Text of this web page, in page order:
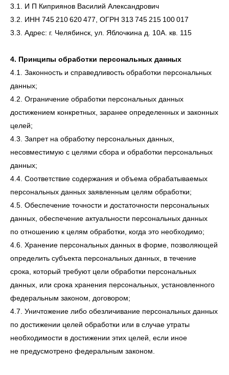
3.1. И П Киприянов Василий Александрович
3.2. ИНН 745 210 620 477, ОГРН 313 745 215 100 017
3.3. Адрес: г. Челябинск, ул. Яблочкина д. 10А. кв. 115
4. Принципы обработки персональных данных
4.1. Законность и справедливость обработки персональных
данных;
4.2. Ограничение обработки персональных данных
достижением конкретных, заранее определенных и законных
целей;
4.3. Запрет на обработку персональных данных,
несовместимую с целями сбора и обработки персональных
данных;
4.4. Соответствие содержания и объема обрабатываемых
персональных данных заявленным целям обработки;
4.5. Обеспечение точности и достаточности персональных
данных, обеспечение актуальности персональных данных
по отношению к целям обработки, когда это необходимо;
4.6. Хранение персональных данных в форме, позволяющей
определить субъекта персональных данных, в течение
срока, который требуют цели обработки персональных
данных, или срока хранения персональных, установленного
федеральным законом, договором;
4.7. Уничтожение либо обезличивание персональных данных
по достижении целей обработки или в случае утраты
необходимости в достижении этих целей, если иное
не предусмотрено федеральным законом.